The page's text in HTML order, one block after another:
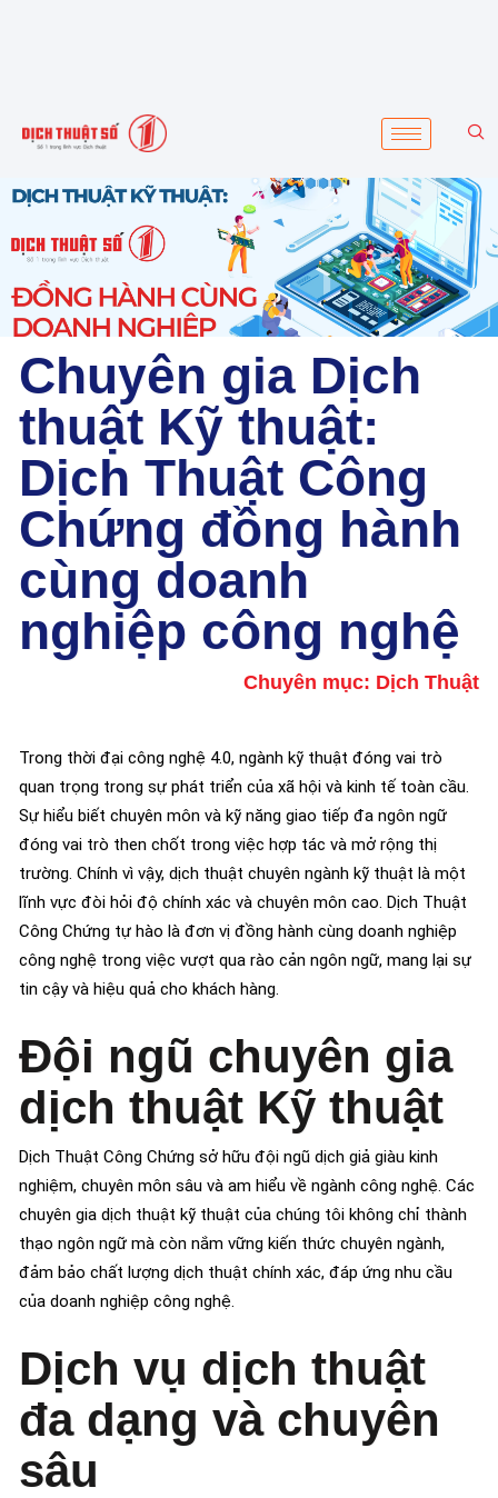
Chuyên gia Dịch
thuật Kỹ thuật:
Dịch Thuật Công
Chứng đồng hành
cùng doanh
nghiệp công nghệ
Chuyên mục: Dịch Thuật
Trong thời đại công nghệ 4.0, ngành kỹ thuật đóng vai trò
quan trọng trong sự phát triển của xã hội và kinh tế toàn cầu.
Sự hiểu biết chuyên môn và kỹ năng giao tiếp đa ngôn ngữ
đóng vai trò then chốt trong việc hợp tác và mở rộng thị
trường. Chính vì vậy, dịch thuật chuyên ngành kỹ thuật là một
lĩnh vực đòi hỏi độ chính xác và chuyên môn cao. Dịch Thuật
Công Chứng tự hào là đơn vị đồng hành cùng doanh nghiệp
công nghệ trong việc vượt qua rào cản ngôn ngữ, mang lại sự
tin cậy và hiệu quả cho khách hàng.
Đội ngũ chuyên gia
dịch thuật Kỹ thuật
Dịch Thuật Công Chứng sở hữu đội ngũ dịch giả giàu kinh
nghiệm, chuyên môn sâu và am hiểu về ngành công nghệ. Các
chuyên gia dịch thuật kỹ thuật của chúng tôi không chỉ thành
thạo ngôn ngữ mà còn nắm vững kiến thức chuyên ngành,
đảm bảo chất lượng dịch thuật chính xác, đáp ứng nhu cầu
của doanh nghiệp công nghệ.
Dịch vụ dịch thuật
đa dạng và chuyên
sâu